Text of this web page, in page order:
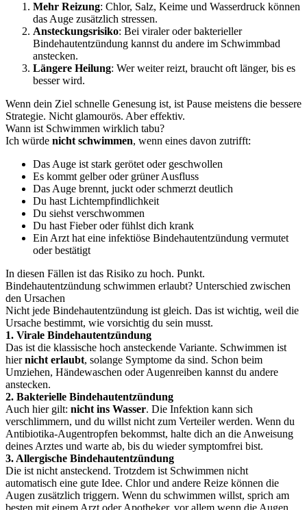
Mehr Reizung: Chlor, Salz, Keime und Wasserdruck können
das Auge zusätzlich stressen.
Ansteckungsrisiko: Bei viraler oder bakterieller
Bindehautentzündung kannst du andere im Schwimmbad
anstecken.
Längere Heilung: Wer weiter reizt, braucht oft länger, bis es
besser wird.
Wenn dein Ziel schnelle Genesung ist, ist Pause meistens die bessere
Strategie. Nicht glamourös. Aber effektiv.
Wann ist Schwimmen wirklich tabu?
Ich würde nicht schwimmen, wenn eines davon zutrifft:
Das Auge ist stark gerötet oder geschwollen
Es kommt gelber oder grüner Ausfluss
Das Auge brennt, juckt oder schmerzt deutlich
Du hast Lichtempfindlichkeit
Du siehst verschwommen
Du hast Fieber oder fühlst dich krank
Ein Arzt hat eine infektiöse Bindehautentzündung vermutet
oder bestätigt
In diesen Fällen ist das Risiko zu hoch. Punkt.
Bindehautentzündung schwimmen erlaubt? Unterschied zwischen
den Ursachen
Nicht jede Bindehautentzündung ist gleich. Das ist wichtig, weil die
Ursache bestimmt, wie vorsichtig du sein musst.
1. Virale Bindehautentzündung
Das ist die klassische hoch ansteckende Variante. Schwimmen ist
hiernicht erlaubt, solange Symptome da sind. Schon beim
Umziehen, Händewaschen oder Augenreiben kannst du andere
anstecken.
2. Bakterielle Bindehautentzündung
Auch hier gilt: nicht ins Wasser. Die Infektion kann sich
verschlimmern, und du willst nicht zum Verteiler werden. Wenn du
Antibiotika-Augentropfen bekommst, halte dich an die Anweisung
deines Arztes und warte ab, bis du wieder symptomfrei bist.
3. Allergische Bindehautentzündung
Die ist nicht ansteckend. Trotzdem ist Schwimmen nicht
automatisch eine gute Idee. Chlor und andere Reize können die
Augen zusätzlich triggern. Wenn du schwimmen willst, sprich am
besten mit einem Arzt oder Apotheker, vor allem wenn die Augen